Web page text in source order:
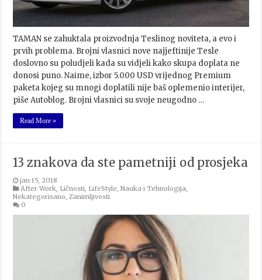
TAMAN se zahuktala proizvodnja Teslinog noviteta, a evo i
prvih problema. Brojni vlasnici nove najjeftinije Tesle
doslovno su poludjeli kada su vidjeli kako skupa doplata ne
donosi puno. Naime, izbor 5.000 USD vrijednog Premium
paketa kojeg su mnogi doplatili nije baš oplemenio interijer,
piše Autoblog. Brojni vlasnici su svoje neugodno …
Read More »
13 znakova da ste pametniji od prosjeka
jan 15, 2018
After Work, Ličnosti, LifeStyle,Nauka i Tehnologija,
Nekategorisano,Zanimljivosti
0